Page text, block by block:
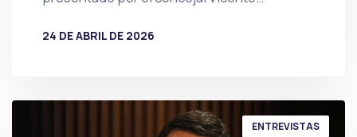
24 DE ABRIL DE 2026
ENTREVISTAS